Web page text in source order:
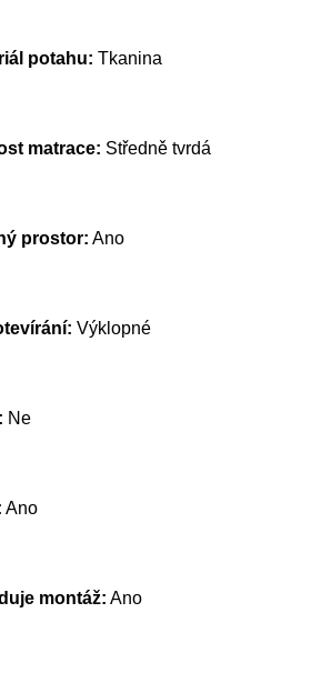
potahu: Tkanina
matrace: Středně tvrdá
prostor: Ano
Výklopné
Ne
Ano
montáž: Ano